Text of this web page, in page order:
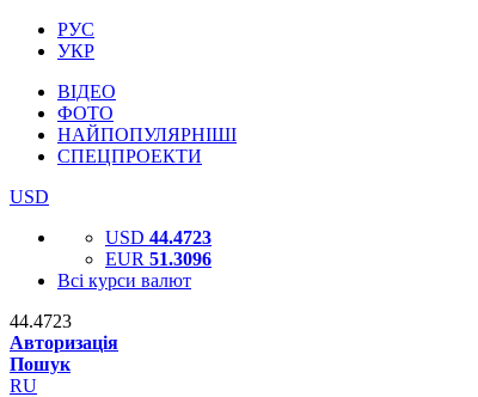
РУС
УКР
ВІДЕО
ФОТО
НАЙПОПУЛЯРНІШІ
СПЕЦПРОЕКТИ
USD
USD 44.4723
EUR 51.3096
Всі курси валют
44.4723
Авторизація
Пошук
RU